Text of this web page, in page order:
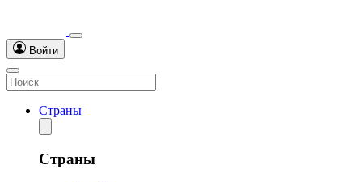
Войти
Страны
Страны